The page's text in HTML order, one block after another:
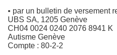
• par un bulletin de versement
UBS SA, 1205 Genève
CH04 0024 0240 2076 8941 K
Autisme Genève
Compte : 80-2-2